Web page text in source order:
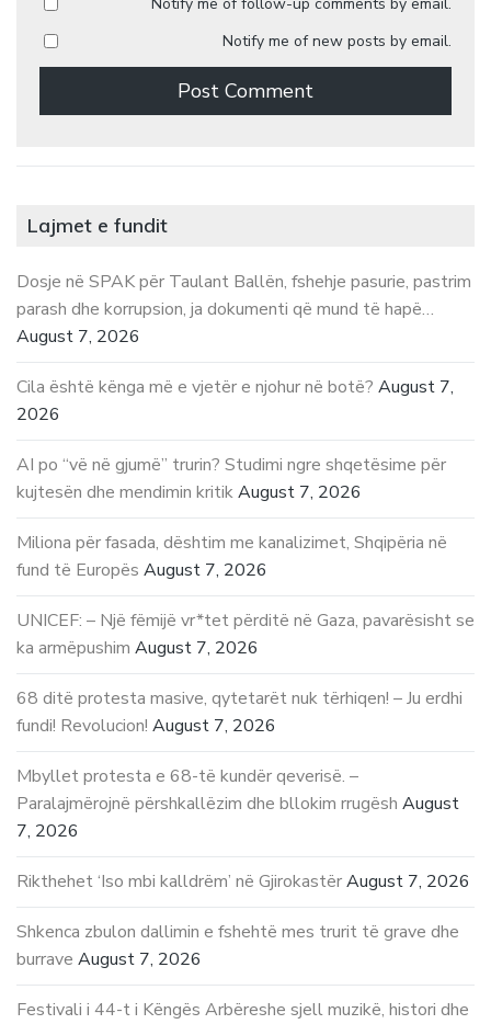
Notify me of follow-up comments by email.
Notify me of new posts by email.
Lajmet e fundit
Dosje në SPAK për Taulant Ballën, fshehje pasurie, pastrim
parash dhe korrupsion, ja dokumenti që mund të hapë…
August 7, 2026
Cila është kënga më e vjetër e njohur në botë? August 7,
2026
AI po “vë në gjumë” trurin? Studimi ngre shqetësime për
kujtesën dhe mendimin kritikAugust 7, 2026
Miliona për fasada, dështim me kanalizimet, Shqipëria në
fund të Europës August 7, 2026
UNICEF: – Një fëmijë vr*tet përditë në Gaza, pavarësisht se
ka armëpushim August 7, 2026
68 ditë protesta masive, qytetarët nuk tërhiqen! – Ju erdhi
fundi! Revolucion! August 7, 2026
Mbyllet protesta e 68-të kundër qeverisë. –
Paralajmërojnë përshkallëzim dhe bllokim rrugësh August
7, 2026
Rikthehet ‘Iso mbi kalldrëm’ në GjirokastërAugust 7, 2026
Shkenca zbulon dallimin e fshehtë mes trurit të grave dhe
burrave August 7, 2026
Festivali i 44-t i Këngës Arbëreshe sjell muzikë, histori dhe